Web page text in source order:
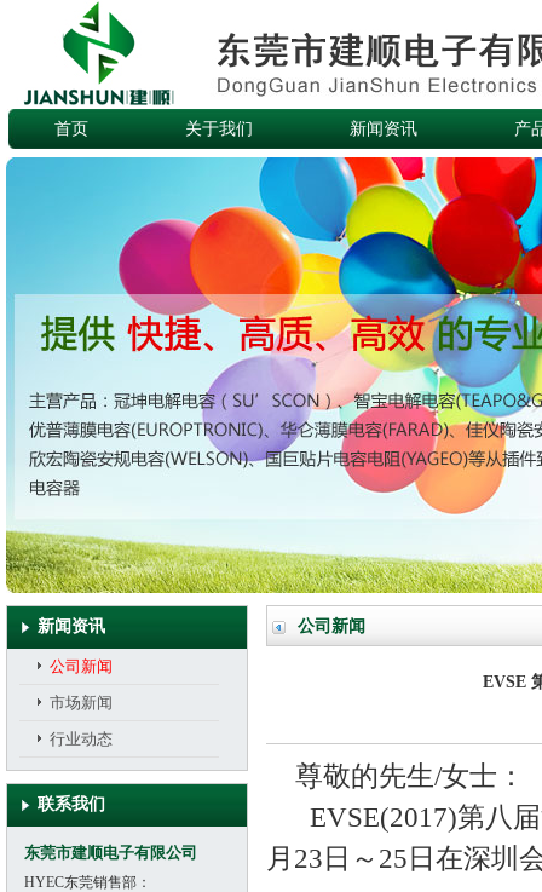
首页 关于我们 新闻资讯 产
新闻资讯
公司新闻
市场新闻
行业动态
联系我们
东莞市建顺电子有限公司
HYEC东莞销售部：
公司新闻
EVSE
尊敬的先生/女士：
EVSE(2017)第八届
月23日～25日在深圳